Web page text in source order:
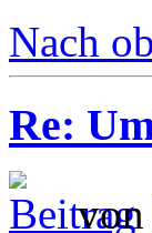
Nach
Re:
von